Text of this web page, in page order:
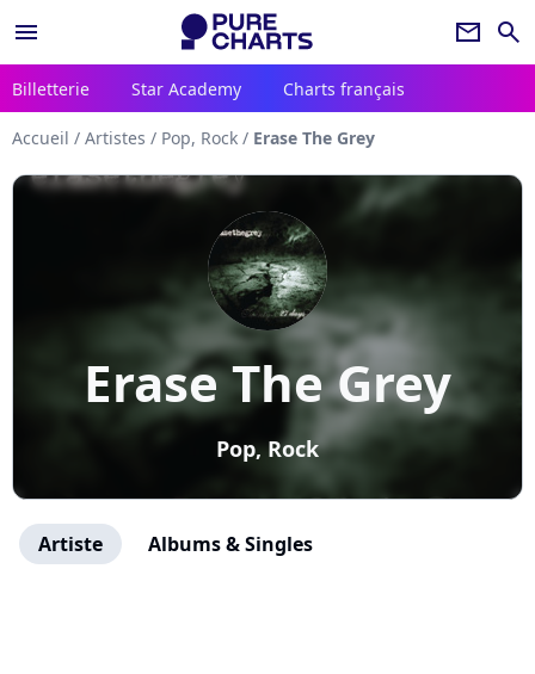
menu newsletter search
Billetterie Star Academy Charts français
Accueil / Artistes / Pop, Rock / Erase The Grey
Erase The Grey
Pop, Rock
Artiste Albums & Singles